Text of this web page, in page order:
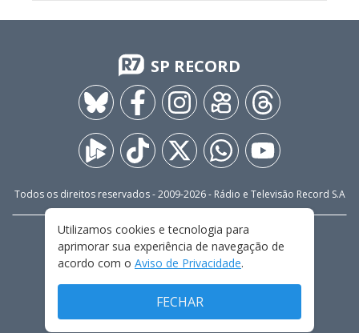
SP RECORD
Todos os direitos reservados - 2009-2026- Rádio e Televisão Record S.A
FALE CONOSCO
PRIVACIDADE
TERMOS E CONDIÇÕES DE USO
Utilizamos cookies e tecnologia para
aprimorar sua experiência de navegação de
acordo com o Aviso de Privacidade.
FECHAR